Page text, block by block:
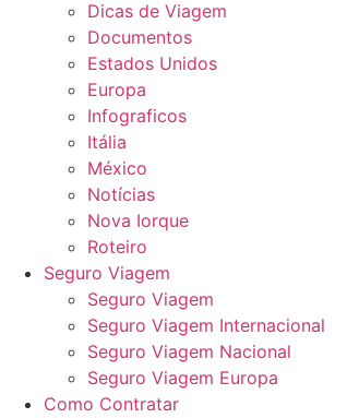
Dicas de Viagem
Documentos
Estados Unidos
Europa
Infograficos
Itália
México
Notícias
Nova Iorque
Roteiro
Seguro Viagem
Seguro Viagem
Seguro Viagem Internacional
Seguro Viagem Nacional
Seguro Viagem Europa
Como Contratar